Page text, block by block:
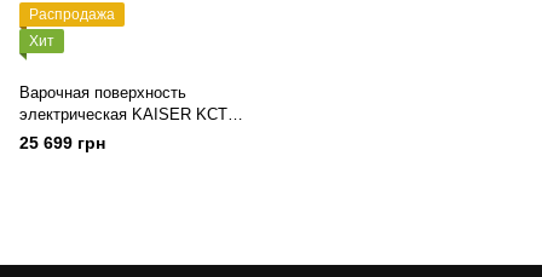
Распродажа
Хит
Варочная поверхность
электрическая KAISER KCT
6715 FW
25 699 грн